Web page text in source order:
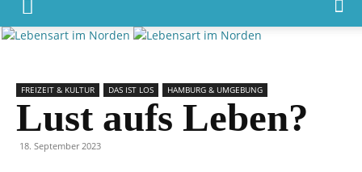
FREIZEIT & KULTUR DAS IST LOS HAMBURG & UMGEBUNG
Lust aufs Leben?
18. September 2023